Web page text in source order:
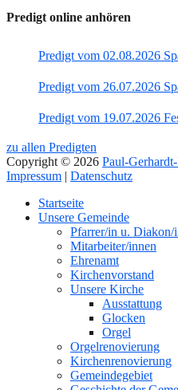
Predigt online anhören
Predigt vom 02.08.2026
Predigt vom 26.07.2026
Predigt vom 19.07.2026
zu allen Predigten
Copyright © 2026 Paul-
Impressum | Datenschutz
oben
Startseite
Unsere Gemeinde
Pfarrer/in u. Diakon/
Mitarbeiter/innen
Ehrenamt
Kirchenvorstand
Unsere Kirche
Ausstattung
Glocken
Orgel
Orgelrenovierung
Kirchenrenovierung
Gemeindegebiet